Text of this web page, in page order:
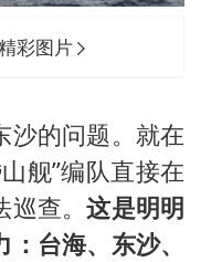
彩图片
沙的问题。就在
舰”编队直接在
巡查。这是明明
台海、东沙、